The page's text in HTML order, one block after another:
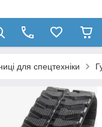
для спецтехніки